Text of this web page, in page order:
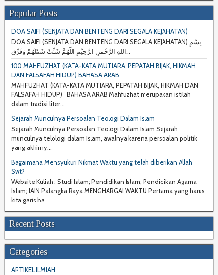
Popular Posts
DOA SAIFI (SENJATA DAN BENTENG DARI SEGALA KEJAHATAN)
DOA SAIFI (SENJATA DAN BENTENG DARI SEGALA KEJAHATAN) بِسْمِ
اللهِ الرَّحْمنِ الرَّحِيْمِ اللّهُمَّ شَتِّتْ شَمْلَهُمْ وَفَرِّق...
100 MAHFUZHAT (KATA-KATA MUTIARA, PEPATAH BIJAK, HIKMAH
DAN FALSAFAH HIDUP) BAHASA ARAB
MAHFUZHAT (KATA-KATA MUTIARA, PEPATAH BIJAK, HIKMAH DAN
FALSAFAH HIDUP) BAHASA ARAB Mahfuzhat merupakan istilah
dalam tradisi liter...
Sejarah Munculnya Persoalan Teologi Dalam Islam
Sejarah Munculnya Persoalan Teologi Dalam Islam Sejarah
munculnya telologi dalam Islam, awalnya karena persoalan politik
yang akhirny...
Bagaimana Mensyukuri Nikmat Waktu yang telah diberikan Allah
Swt?
Website Kuliah : Studi Islam; Pendidikan Islam; Pendidikan Agama
Islam; IAIN Palangka Raya MENGHARGAI WAKTU Pertama yang harus
kita garis ba...
Recent Posts
Categories
ARTIKEL ILMIAH